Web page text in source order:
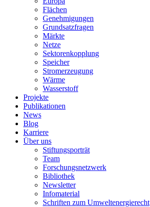
Flächen
Genehmigungen
Grundsatzfragen
Märkte
Netze
Sektorenkopplung
Speicher
Stromerzeugung
Wärme
Wasserstoff
Projekte
Publikationen
News
Blog
Karriere
Über uns
Stiftungsporträt
Team
Forschungsnetzwerk
Bibliothek
Newsletter
Infomaterial
Schriften zum Umweltenergierecht